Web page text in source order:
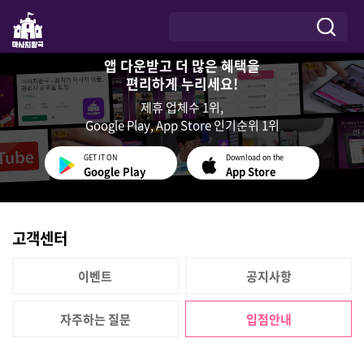
앱 다운받고 더 많은 혜택을
편리하게 누리세요!
제휴 업체수 1위,
Google Play, App Store 인기순위 1위
GET IT ON
Google Play
Download on the
App Store
고객센터
이벤트 공지사항
자주하는 질문 입점안내